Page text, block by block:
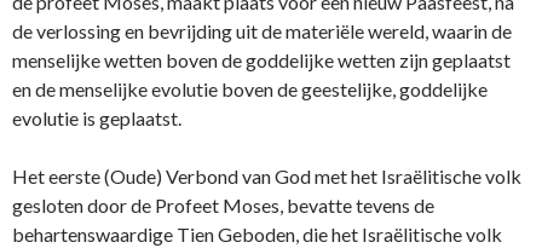
de verlossing en bevrijding uit de materiële wereld, waarin de
menselijke wetten boven de goddelijke wetten zijn geplaatst
en de menselijke evolutie boven de geestelijke, goddelijke
evolutie is geplaatst.
Het eerste (Oude) Verbond van God met het Israëlitische volk
gesloten door de Profeet Moses, bevatte tevens de
behartenswaardige Tien Geboden, die het Israëlitische volk